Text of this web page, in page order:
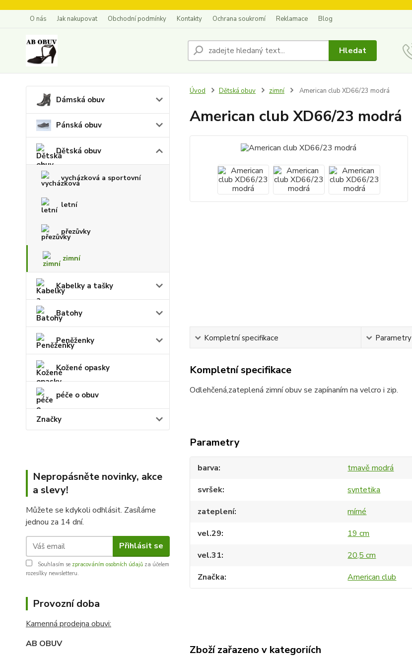
O nás Jak nakupovat Obchodní podmínky Kontakty Ochrana soukromí Reklamace Blog
Hledat
Dámská obuv
Pánská obuv
Dětská obuv
vycházková a sportovní
letní
přezůvky
zimní
Kabelky a tašky
Batohy
Peněženky
Kožené opasky
péče o obuv
Značky
Nepropásněte novinky, akce
a slevy!
Můžete se kdykoli odhlásit. Zasíláme
jednou za 14 dní.
Přihlásit se
Souhlasím se zpracováním osobních údajů za účelem
rozesílky newsletteru.
Provozní doba
Kamenná prodejna obuvi:
AB OBUV
Úvod Dětská obuv zimní American club XD66/23 modrá
American club XD66/23 modrá
Kompletní specifikace Parametry
Kompletní specifikace
Odlehčená,zateplená zimní obuv se zapínaním na velcro i zip.
Parametry
barva
tmavě modrá
svršek
syntetika
zateplení
mírné
vel.29
19 cm
vel.31
20,5 cm
Značka
American club
Zboží zařazeno v kategoriích